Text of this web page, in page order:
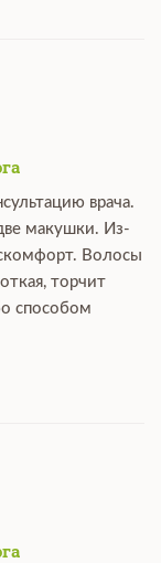
врача.
макушки. Из-
Волосы
торчит
способом